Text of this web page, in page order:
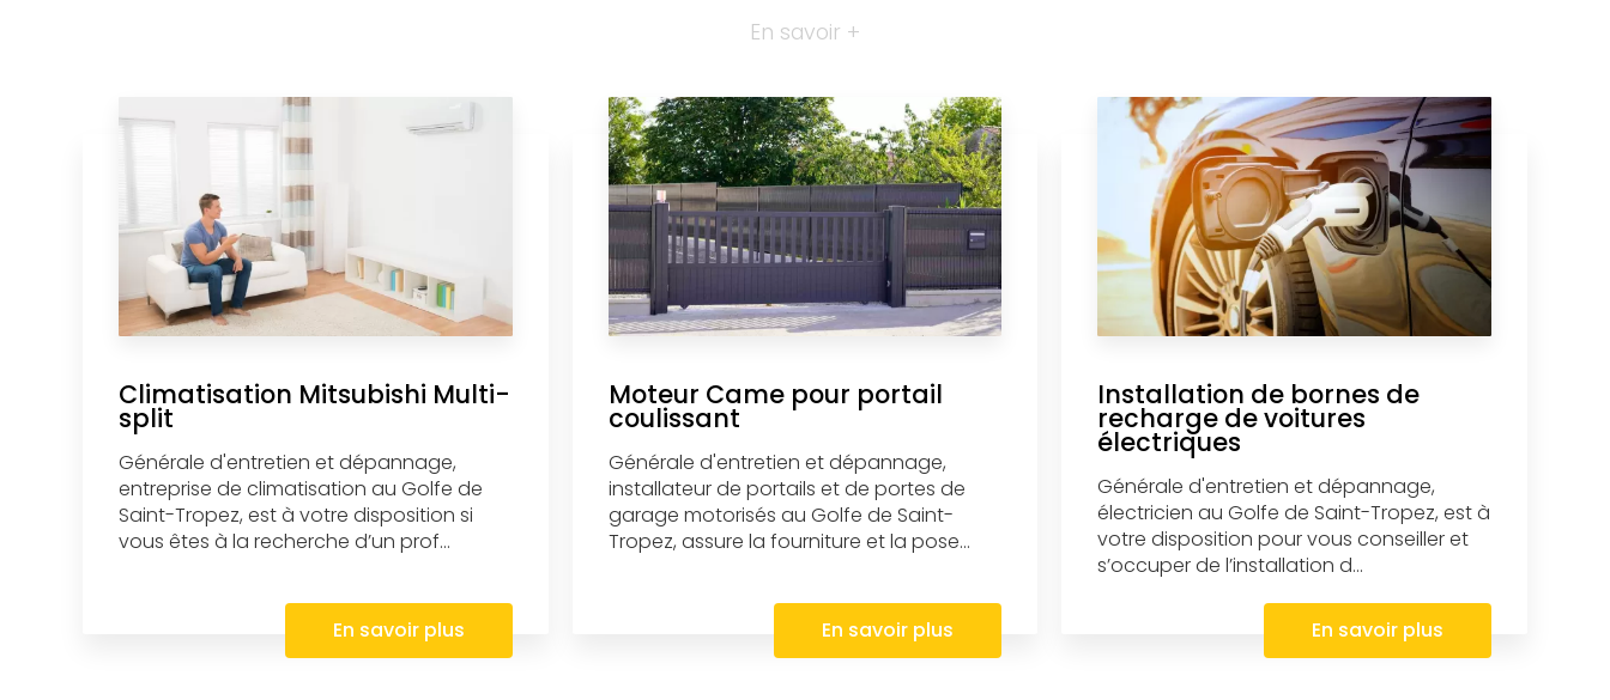
En savoir +
Climatisation Mitsubishi Multi-
split
Générale d'entretien et dépannage,
entreprise de climatisation au Golfe de
Saint-Tropez, est à votre disposition si
vous êtes à la recherche d’un prof...
En savoir plus
Moteur Came pour portail
coulissant
Générale d'entretien et dépannage,
installateur de portails et de portes de
garage motorisés au Golfe de Saint-
Tropez, assure la fourniture et la pose...
En savoir plus
Installation de bornes de
recharge de voitures
électriques
Générale d'entretien et dépannage,
électricien au Golfe de Saint-Tropez, est à
votre disposition pour vous conseiller et
s’occuper de l’installation d...
En savoir plus